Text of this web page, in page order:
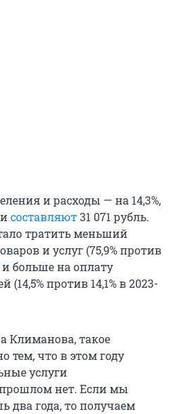
и расходы — на 14,3%,
составляют31 071 рубль.
тратить меньший
и услуг (75,9% против
больше на оплату
против 14,1% в 2023-
такое
тем, что в этом году
услуги
нет. Если мы
два года, то получаем